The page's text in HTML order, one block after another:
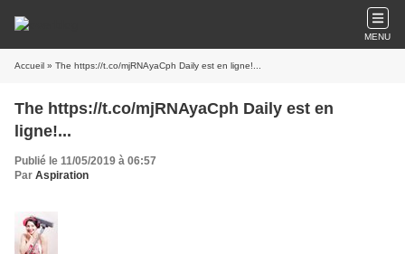
MENU
Accueil » The https://t.co/mjRNAyaCph Daily est en ligne!...
The https://t.co/mjRNAyaCph Daily est en
ligne!...
Publié le 11/05/2019 à 06:57
Par Aspiration